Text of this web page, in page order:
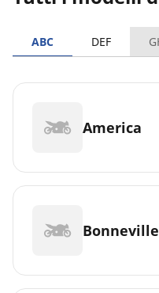
ABC DEF
America